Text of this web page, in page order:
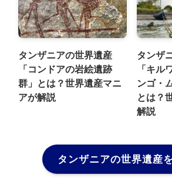
タンザニアの世界遺産
「コンドアの岩絵遺跡
群」とは？世界遺産マニ
アが解説
タンザ
「キル
ンゴ・
とは？
解説
タンザニアの世界遺産